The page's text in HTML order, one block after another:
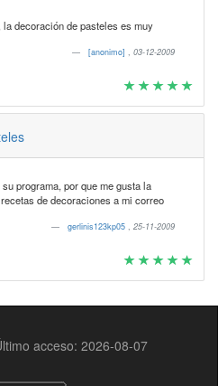
decoración de pasteles es muy
[anonimo] , 03-12-2009
programa, por que me gusta la
de decoraciones a mi correo
gerlinis123kp05 , 25-11-2009
acceso: 2026-08-07